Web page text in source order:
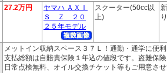
27.2万円
ヤマハ ＡＸＩ
Ｓ Ｚ ２０
２５年モデル
スクーター(50cc以
上)
メットイン収納スペース３７Ｌ！通勤・通学に便
支払総額は自賠責保険１年込の値段です。盗難保
日常点検無料、オイル交換チケット等もご用意さ